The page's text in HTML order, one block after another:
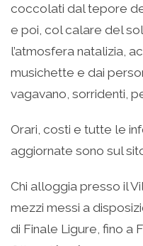
coccolati dal tepore
e poi, col calare del
l’atmosfera natalizia,
musichette e dai
vagavano, sorridenti,
Orari, costi e tutte le
aggiornate sono sul
Chi alloggia presso il
mezzi messi a
di Finale Ligure, fino a